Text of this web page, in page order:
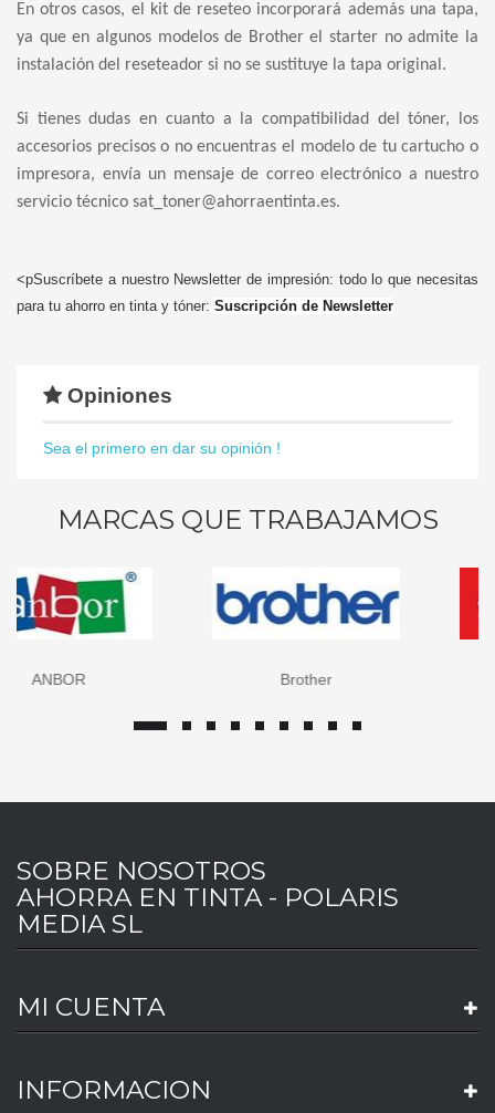
En otros casos, el kit de reseteo incorporará además una tapa,
ya que en algunos modelos de Brother el starter no admite la
instalación del reseteador si no se sustituye la tapa original.
Si tienes dudas en cuanto a la compatibilidad del tóner, los
accesorios precisos o no encuentras el modelo de tu cartucho o
impresora, envía un mensaje de correo electrónico a nuestro
servicio técnico sat_toner@ahorraentinta.es.
<pSuscríbete a nuestro Newsletter de impresión: todo lo que necesitas
para tu ahorro en tinta y tóner: Suscripción de Newsletter
Opiniones
Sea el primero en dar su opinión !
MARCAS QUE TRABAJAMOS
SOBRE NOSOTROS
AHORRA EN TINTA - POLARIS
MEDIA SL
MI CUENTA
INFORMACION